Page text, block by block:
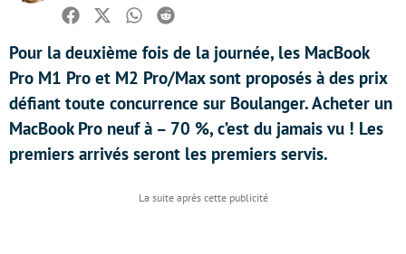
Facebook
TwitterWhatsapp
Reddit
Pour la deuxième fois de la journée, les MacBook
Pro M1 Pro et M2 Pro/Max sont proposés à des prix
défiant toute concurrence sur Boulanger. Acheter un
MacBook Pro neuf à – 70 %, c’est du jamais vu ! Les
premiers arrivés seront les premiers servis.